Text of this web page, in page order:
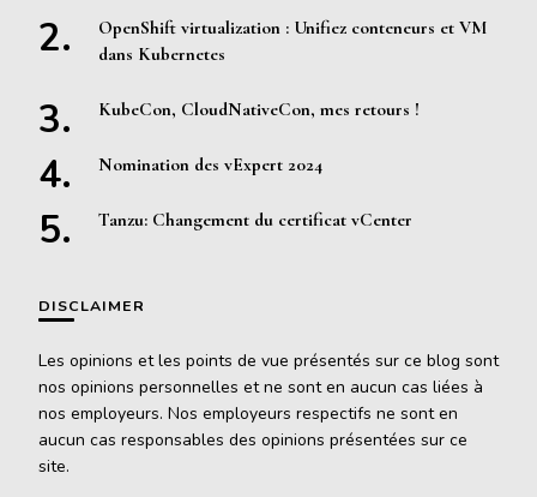
OpenShift virtualization : Unifiez conteneurs et VM
dans Kubernetes
KubeCon, CloudNativeCon, mes retours !
Nomination des vExpert 2024
Tanzu: Changement du certificat vCenter
DISCLAIMER
Les opinions et les points de vue présentés sur ce blog sont
nos opinions personnelles et ne sont en aucun cas liées à
nos employeurs. Nos employeurs respectifs ne sont en
aucun cas responsables des opinions présentées sur ce
site.